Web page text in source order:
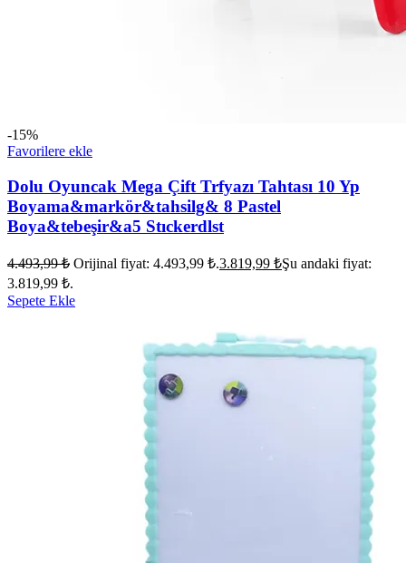
-15%
Favorilere ekle
Dolu Oyuncak Mega Çift Trfyazı Tahtası 10 Yp
Boyama&markör&tahsilg& 8 Pastel
Boya&tebeşir&a5 Stıckerdlst
4.493,99₺ Orijinal fiyat: 4.493,99 ₺.3.819,99 ₺Şu andaki fiyat:
3.819,99 ₺.
Sepete Ekle